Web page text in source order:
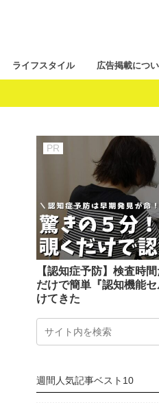
ライフスタイル 広告掲載につ
【認知症予防】検査時
だけで簡単『認知機能
けてきた
週間人気記事ベスト10